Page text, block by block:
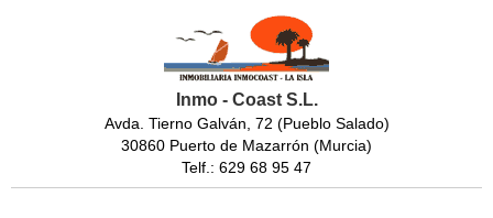
Inmo - Coast S.L.
Avda. Tierno Galván, 72 (Pueblo Salado)
30860 Puerto de Mazarrón (Murcia)
Telf.: 629 68 95 47